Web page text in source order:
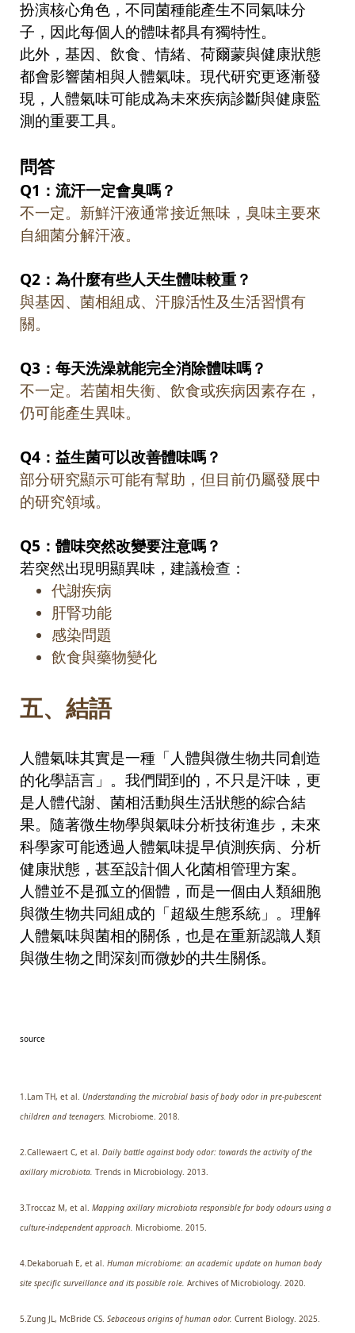
扮演核心角色，不同菌種能產生不同氣味分
子，因此每個人的體味都具有獨特性。
此外，基因、飲食、情緒、荷爾蒙與健康狀態
都會影響菌相與人體氣味。現代研究更逐漸發
現，人體氣味可能成為未來疾病診斷與健康監
測的重要工具。
問答
Q1 ：流汗一定會臭嗎？
不一定。新鮮汗液通常接近無味，臭味主要來
自細菌分解汗液。
Q2 ：為什麼有些人天生體味較重？
與基因、菌相組成、汗腺活性及生活習慣有
關。
Q3 ：每天洗澡就能完全消除體味嗎？
不一定。若菌相失衡、飲食或疾病因素存在，
仍可能產生異味。
Q4 ：益生菌可以改善體味嗎？
部分研究顯示可能有幫助，但目前仍屬發展中
的研究領域。
Q5 ：體味突然改變要注意嗎？
若突然出現明顯異味，建議檢查：
代謝疾病
肝腎功能
感染問題
飲食與藥物變化
五、 結語
人體氣味其實是一種「人體與微生物共同創造
的化學語言」。我們聞到的，不只是汗味，更
是人體代謝、菌相活動與生活狀態的綜合結
果。隨著微生物學與氣味分析技術進步，未來
科學家可能透過人體氣味提早偵測疾病、分析
健康狀態，甚至設計個人化菌相管理方案。
人體並不是孤立的個體，而是一個由人類細胞
與微生物共同組成的「超級生態系統」。理解
人體氣味與菌相的關係，也是在重新認識人類
與微生物之間深刻而微妙的共生關係。
source
1.Lam TH, et al. Understanding the microbial basis of body odor in pre-pubescent
children and teenagers. Microbiome. 2018.
2.Callewaert C, et al. Daily battle against body odor: towards the activity of the
axillary microbiota. Trends in Microbiology. 2013.
3.Troccaz M, et al. Mapping axillary microbiota responsible for body odours using a
culture-independent approach. Microbiome. 2015.
4.Dekaboruah E, et al. Human microbiome: an academic update on human body
site specific surveillance and its possible role. Archives of Microbiology. 2020.
5.Zung JL, McBride CS. Sebaceous origins of human odor. Current Biology. 2025.